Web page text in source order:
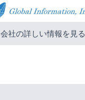
会社の詳しい情報を見る